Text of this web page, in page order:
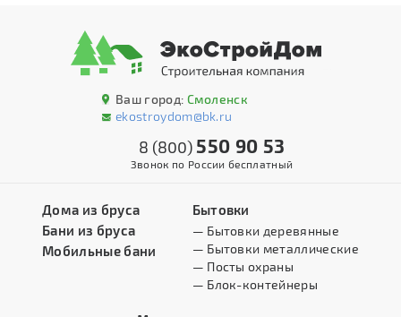
Ваш город: Смоленск
ekostroydom@bk.ru
8 (800) 550 90 53
Звонок по России бесплатный
Дома из бруса
Бани из бруса
Мобильные бани
Бытовки
— Бытовки деревянные
— Бытовки металлические
— Посты охраны
— Блок-контейнеры